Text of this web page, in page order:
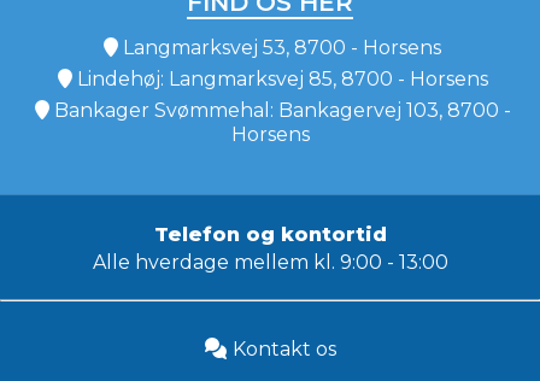
Langmarksvej 53, 8700 - Horsens
Lindehøj: Langmarksvej 85, 8700 - Horsens
Bankager Svømmehal: Bankagervej 103, 8700 -
Horsens
Telefon og kontortid
Alle hverdage mellem kl. 9:00 - 13:00
Kontakt os